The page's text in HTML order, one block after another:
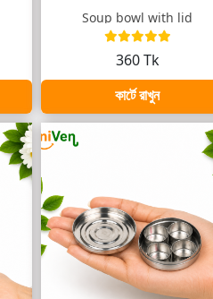
Soup bowl with lid
360 Tk
কার্টে রাখুন